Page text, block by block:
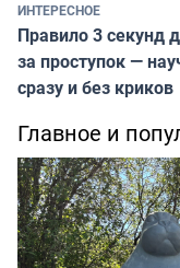
ИНТЕРЕСНОЕ
Правило 3 секунд
за проступок —
сразу и без криков
Главное и